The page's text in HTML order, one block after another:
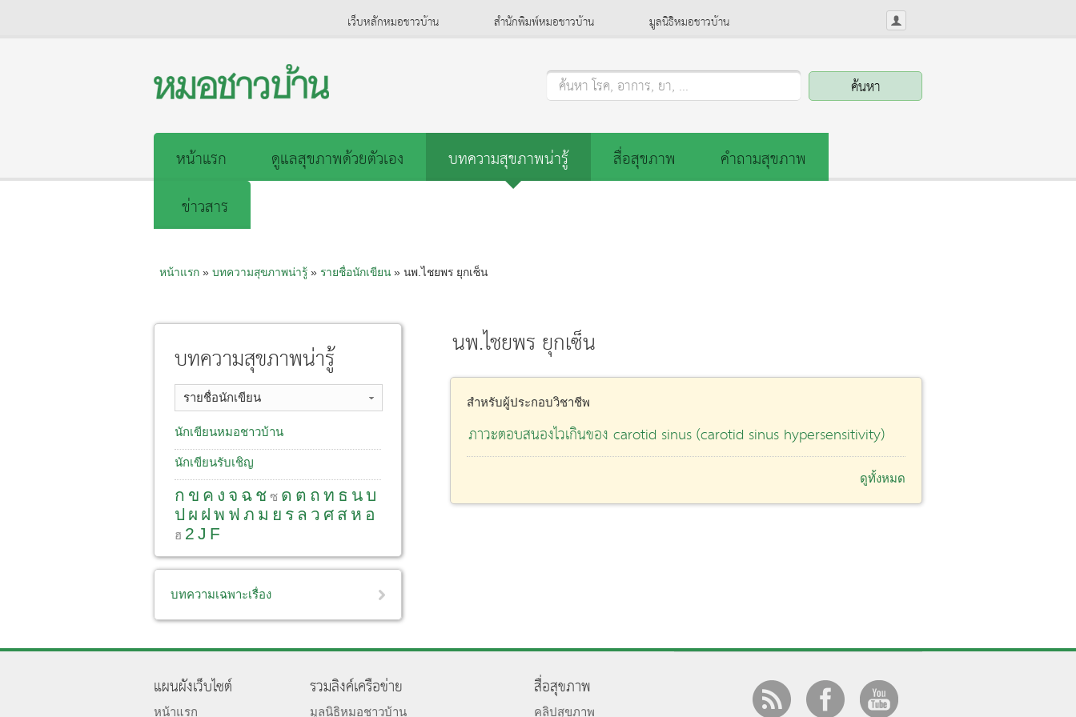
เว็บหลักหมอชาวบ้าน สำนักพิมพ์หมอชาวบ้าน มูลนิธิหมอชาวบ้าน
ค้นหา โรค, อาการ, ยา, ...
หน้าแรก ดูแลสุขภาพด้วยตัวเอง บทความสุขภาพน่ารู้ สื่อสุขภาพ
คำถามสุขภาพ
ข่าวสาร
หน้าแรก» บทความสุขภาพน่ารู้» รายชื่อนักเขียน» นพ.ไชยพร ยุกเซ็น
นพ.ไชยพร ยุกเซ็น
สำหรับผู้ประกอบวิชาชีพ
ภาวะตอบสนองไวเกินของ carotid sinus (carotid sinus hypersensitivity)
ดูทั้งหมด
บทความสุขภาพน่ารู้
รายชื่อนักเขียน
นักเขียนหมอชาวบ้าน
นักเขียนรับเชิญ
ก ข ค ง จ ฉ ช ซ ด ต ถ ท ธ นบ
ป ผ ฝ พ ฟ ภ ม ย ร ล ว ศ ส ห อ
ฮ 2 J F
บทความเฉพาะเรื่อง
แผนผังเว็บไซต์
หน้าแรก
รวมลิงค์เครือข่าย
มูลนิธิหมอชาวบ้าน
สื่อสุขภาพ
คลิปสุขภาพ